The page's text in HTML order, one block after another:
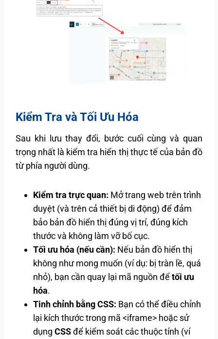
Kiểm Tra và Tối Ưu Hóa
Sau khi lưu thay đổi, bước cuối cùng và quan
trọng nhất là kiểm tra hiển thị thực tế của bản đồ
từ phía người dùng.
Kiểm tra trực quan: Mở trang web trên trình
duyệt (và trên cả thiết bị di động) để đảm
bảo bản đồ hiển thị đúng vị trí, đúng kích
thước và không làm vỡ bố cục.
Tối ưu hóa (nếu cần): Nếu bản đồ hiển thị
không như mong muốn (ví dụ: bị tràn lề, quá
nhỏ), bạn cần quay lại mã nguồn đểtối ưu
hóa.
Tinh chỉnh bằng CSS: Bạn có thể điều chỉnh
lại kích thước trong mã <iframe> hoặc sử
dụng CSSđể kiểm soát các thuộc tính (ví